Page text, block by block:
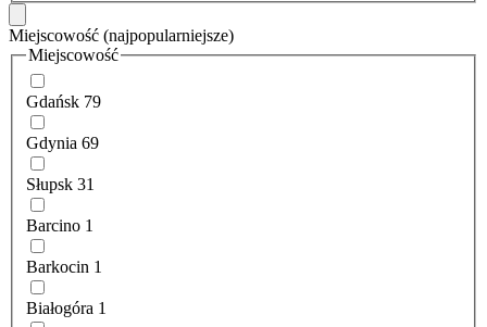
Miejscowość (najpopularniejsze)
Miejscowość
Gdańsk 79
Gdynia 69
Słupsk 31
Barcino 1
Barkocin 1
Białogóra 1